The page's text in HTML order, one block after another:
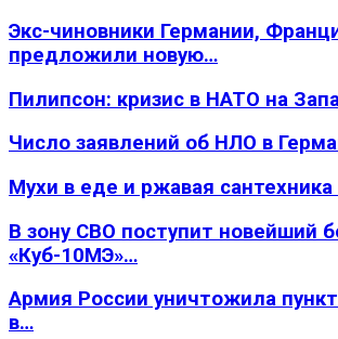
Экс-чиновники Германии,
предложили новую…
Пилипсон: кризис в НАТО на
Число заявлений об НЛО в
Мухи в еде и ржавая
В зону СВО поступит новейший
«Куб-10МЭ»…
Армия России уничтожила
в…